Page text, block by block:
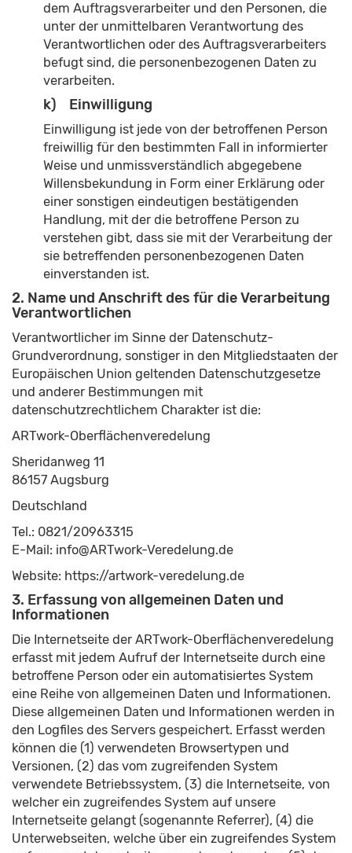
dem Auftragsverarbeiter und den Personen, die
unter der unmittelbaren Verantwortung des
Verantwortlichen oder des Auftragsverarbeiters
befugt sind, die personenbezogenen Daten zu
verarbeiten.
k) Einwilligung
Einwilligung ist jede von der betroffenen Person
freiwillig für den bestimmten Fall in informierter
Weise und unmissverständlich abgegebene
Willensbekundung in Form einer Erklärung oder
einer sonstigen eindeutigen bestätigenden
Handlung, mit der die betroffene Person zu
verstehen gibt, dass sie mit der Verarbeitung der
sie betreffenden personenbezogenen Daten
einverstanden ist.
2. Name und Anschrift des für die Verarbeitung
Verantwortlichen
Verantwortlicher im Sinne der Datenschutz-
Grundverordnung, sonstiger in den Mitgliedstaaten der
Europäischen Union geltenden Datenschutzgesetze
und anderer Bestimmungen mit
datenschutzrechtlichem Charakter ist die:
ARTwork-Oberflächenveredelung
Sheridanweg 11
86157 Augsburg
Deutschland
Tel.: 0821/20963315
E-Mail: info@ARTwork-Veredelung.de
Website: https://artwork-veredelung.de
3. Erfassung von allgemeinen Daten und
Informationen
Die Internetseite der ARTwork-Oberflächenveredelung
erfasst mit jedem Aufruf der Internetseite durch eine
betroffene Person oder ein automatisiertes System
eine Reihe von allgemeinen Daten und Informationen.
Diese allgemeinen Daten und Informationen werden in
den Logfiles des Servers gespeichert. Erfasst werden
können die (1) verwendeten Browsertypen und
Versionen, (2) das vom zugreifenden System
verwendete Betriebssystem, (3) die Internetseite, von
welcher ein zugreifendes System auf unsere
Internetseite gelangt (sogenannte Referrer), (4) die
Unterwebseiten, welche über ein zugreifendes System